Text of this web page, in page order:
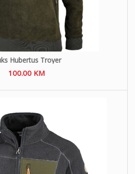
Hubertus Troyer
100.00 KM